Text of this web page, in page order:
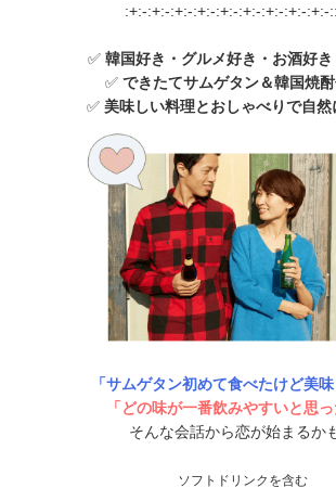
:+:-:+:-:+:-:+:-:+:-:+:-:+:-:+:-:+:-
✅ 韓国好き・グルメ好き・お酒好き
✅ できたてサムゲタン＆韓国焼酎
✅ 美味しい料理とおしゃべりで自然
「サムゲタン初めて食べたけど美味
「どの味が一番飲みやすいと思っ
そんな会話から恋が始まるか
ソフトドリンクを含む